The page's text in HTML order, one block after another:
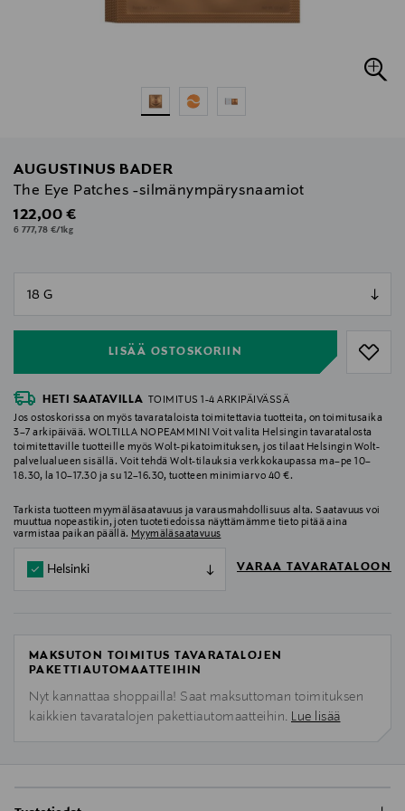
AUGUSTINUS BADER
The Eye Patches -silmänympärysnaamiot
Original Price
122,00 €
6 777,78 €/1kg
LISÄÄ OSTOSKORIIN
HETI SAATAVILLA
TOIMITUS 1-4 ARKIPÄIVÄSSÄ
Jos ostoskorissa on myös tavarataloista toimitettavia tuotteita, on toimitusaika
3–7 arkipäivää. WOLTILLA NOPEAMMIN! Voit valita Helsingin tavaratalosta
toimitettaville tuotteille myös Wolt-pikatoimituksen, jos tilaat Helsingin Wolt-
palvelualueen sisällä. Voit tehdä Wolt-tilauksia verkkokaupassa ma–pe 10–
18.30, la 10–17.30 ja su 12–16.30, tuotteen minimiarvo 40 €.
Tarkista tuotteen myymäläsaatavuus ja varausmahdollisuus alta. Saatavuus voi
muuttua nopeastikin, joten tuotetiedoissa näyttämämme tieto pitää aina
varmistaa paikan päällä. Myymäläsaatavuus
Helsinki VARAA TAVARATALOON
MAKSUTON TOIMITUS TAVARATALOJEN
PAKETTIAUTOMAATTEIHIN
Nyt kannattaa shoppailla! Saat maksuttoman toimituksen
kaikkien tavaratalojen pakettiautomaatteihin. Lue lisää